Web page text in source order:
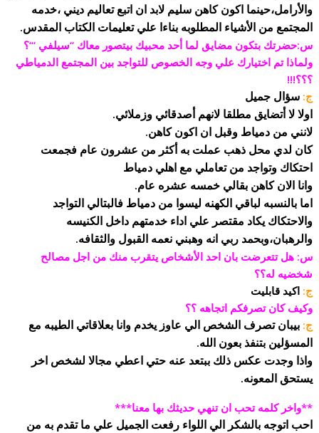
والأرامل،حينما اكون كاهن سليم لابد ان اتبع تعاليم ديني ،خدمه
المجتمع من الأشياء المطلوبه بناءا علي تعليمات الكتاب المقدس.
س:حضرتك بتكون مضايق لما أحد محبيك بيتصور معاك ‘‘سيلفي ‘‘‘؟
ولماذا تم اختيارك علي وجه الخصوص للتواجد بين المجتمع الدمياطي
؟؟؟!!!
ج: سؤال جميل
اولا لا أتضايق مطلقا لانهم أصدقائي وزملائي.
لانني من دمياط وقبل ان اكون كاهن.
كان لدي محل ذهب عملت به أكثر من عشرون عام فجمعت
احتكاك وتواجد من تعاملي مع اهلي دمياط
وانا الان كاهن بقالي خمسه عشره عام.
اما بالنسبه لباقي الكهنه ليسوا من دمياط فالبتالي التواجد
والاحتكاك يكاد مقتصر علي اداء خدمتهم داخل الكنيسه
والرهبان،وبحمد ربي انه وهبني نعمه القبول والثقافه.
س: هل تتعرضت بان احد الأشخاص يتقرب منك من اجل مصالح
شخضيه له؟؟
ج: اكيد قابليت
وكيف كان تصرفكم اتجاهه ؟؟
ج: بيبان تصرف الشخص الي عاوز يخدم وانا بعلاقاتي الطيبه مع
المسؤلين بتنفذ بعون الله.
واذا وجدت عكس ذلك ببتعد عنه حتي اعطي مجالا لشخص اخر
يستحق المعونه.
**واخر كلمه تحب ان تنهي حديثك بها معنا***
احب اتوجه بالشكر الي اللواء رفعت الجميل علي ما تقدم به من